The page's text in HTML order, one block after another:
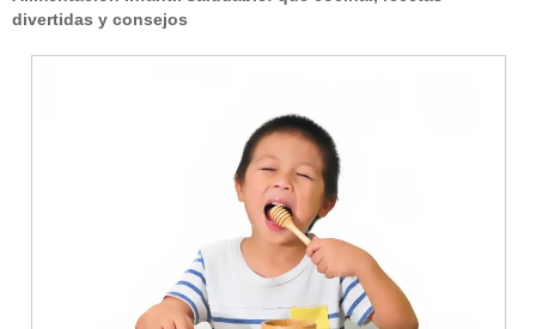
divertidas y consejos